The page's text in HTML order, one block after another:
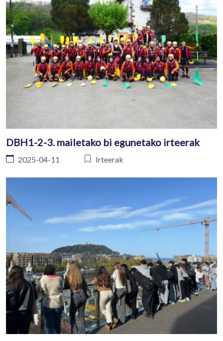
DBH1-2-3. mailetako bi egunetako irteerak
2025-04-11 Irteerak